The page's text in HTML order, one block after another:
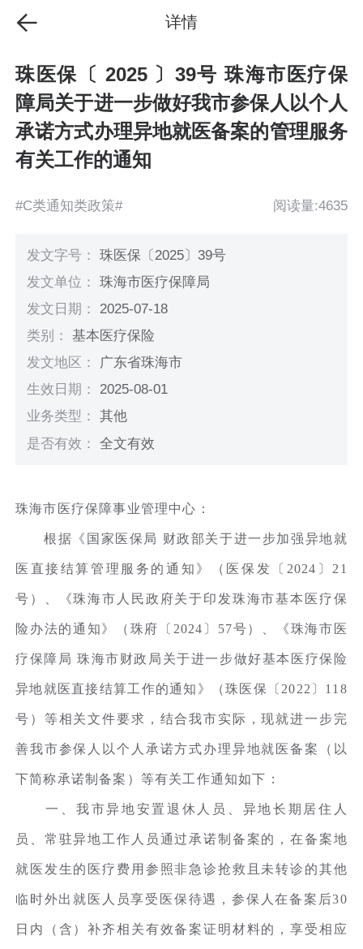
详情
珠医保〔 2025 〕39号 珠海市医疗保
障局关于进一步做好我市参保人以个人
承诺方式办理异地就医备案的管理服务
有关工作的通知
#C类通知类政策# 阅读量:4635
发文字号：珠医保〔2025〕39号
发文单位：珠海市医疗保障局
发文日期： 2025-07-18
类别：基本医疗保险
发文地区： 广东省珠海市
生效日期： 2025-08-01
业务类型：其他
是否有效：全文有效
珠海市医疗保障事业管理中心：
根据《国家医保局 财政部关于进一步加强异地就
医直接结算管理服务的通知》（医保发〔2024〕21
号）、《珠海市人民政府关于印发珠海市基本医疗保
险办法的通知》（珠府〔2024〕57号）、《珠海市医
疗保障局 珠海市财政局关于进一步做好基本医疗保险
异地就医直接结算工作的通知》（珠医保〔2022〕118
号）等相关文件要求，结合我市实际，现就进一步完
善我市参保人以个人承诺方式办理异地就医备案（以
下简称承诺制备案）等有关工作通知如下：
一、我市异地安置退休人员、异地长期居住人
员、常驻异地工作人员通过承诺制备案的，在备案地
就医发生的医疗费用参照非急诊抢救且未转诊的其他
临时外出就医人员享受医保待遇，参保人在备案后30
日内（含）补齐相关有效备案证明材料的，享受相应